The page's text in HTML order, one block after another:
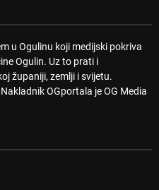
u Ogulinu koji medijski pokriva
Ogulin. Uz to prati i
županiji, zemlji i svijetu.
OGportala je OG Media